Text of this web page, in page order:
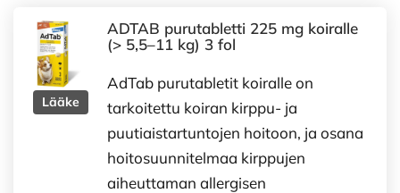
Lääke
ADTAB purutabletti 225 mg koiralle
(> 5,5–11 kg) 3 fol
AdTab purutabletit koiralle on
tarkoitettu koiran kirppu- ja
puutiaistartuntojen hoitoon, ja osana
hoitosuunnitelmaa kirppujen
aiheuttaman allergisen